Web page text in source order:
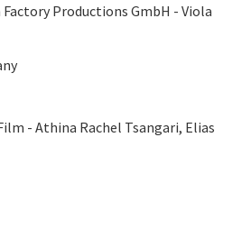
Factory Productions GmbH - Viola
- Athina Rachel Tsangari, Elias